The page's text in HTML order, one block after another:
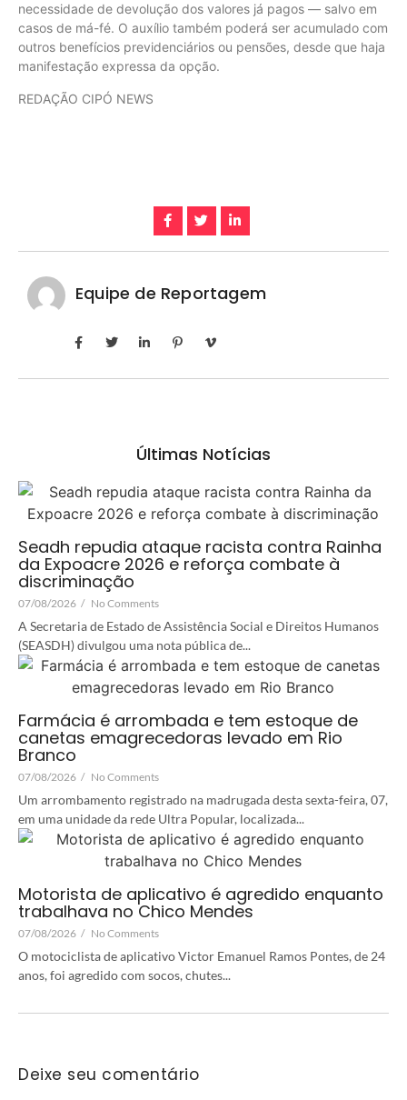
necessidade de devolução dos valores já pagos — salvo em
casos de má-fé. O auxílio também poderá ser acumulado com
outros benefícios previdenciários ou pensões, desde que haja
manifestação expressa da opção.
REDAÇÃO CIPÓ NEWS
Equipe de Reportagem
Últimas Notícias
Seadh repudia ataque racista contra Rainha
da Expoacre 2026 e reforça combate à
discriminação
07/08/2026 / No Comments
A Secretaria de Estado de Assistência Social e Direitos Humanos
(SEASDH) divulgou uma nota pública de...
Farmácia é arrombada e tem estoque de
canetas emagrecedoras levado em Rio
Branco
07/08/2026 / No Comments
Um arrombamento registrado na madrugada desta sexta-feira, 07,
em uma unidade da rede Ultra Popular, localizada...
Motorista de aplicativo é agredido enquanto
trabalhava no Chico Mendes
07/08/2026 / No Comments
O motociclista de aplicativo Victor Emanuel Ramos Pontes, de 24
anos, foi agredido com socos, chutes...
Deixe seu comentário